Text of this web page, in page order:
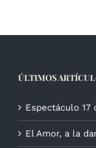
ÚLTIMOS
Espectáculo
El Amor, a la